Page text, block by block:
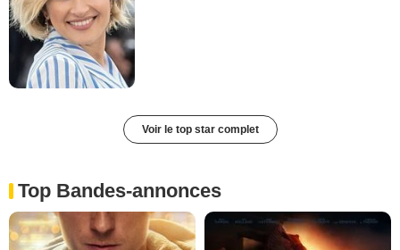
Voir le top star complet
Top Bandes-annonces